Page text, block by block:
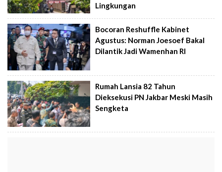
Lingkungan
Bocoran Reshuffle Kabinet
Agustus: Norman Joesoef Bakal
Dilantik Jadi Wamenhan RI
Rumah Lansia 82 Tahun
Dieksekusi PN Jakbar Meski Masih
Sengketa